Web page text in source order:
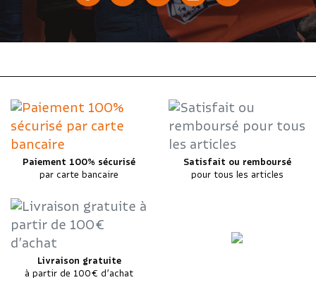
Paiement 100% sécurisé
par carte bancaire
Satisfait ou remboursé
pour tous les articles
Livraison gratuite
à partir de 100€ d’achat